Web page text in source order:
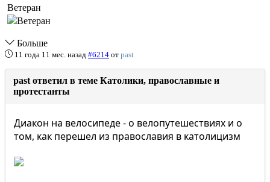
Ветеран
Больше
11 года 11 мес. назад #6214 от past
past ответил в теме Католики, православные и
протестанты
Диакон на велосипеде - о велопутешествиях и о
том, как перешел из православия в католицизм